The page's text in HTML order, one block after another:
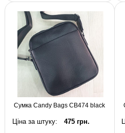
Сумка Candy Bags CB474 black
Ціна за штуку: 475 грн.